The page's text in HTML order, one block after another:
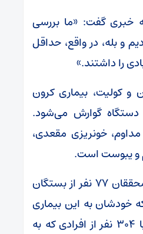
خبری گفت: «ما بررسی
و بله، در واقع، حداقل
را داشتند.»
و کولیت، بیماری کرون
گوارش می‌شود.
خونریزی مقعدی،
و یبوست است.
برای مطالعه جدید، محققان ۷۷ نفر از بستگان
خودشان به این بیماری
مبتلا شده بودند را با ۳۰۴ نفر از افرادی که به